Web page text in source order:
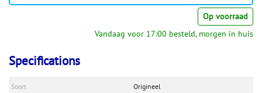
Op voorraad
Vandaag voor 17:00 besteld, morgen in huis
Specifications
Soort
Origineel